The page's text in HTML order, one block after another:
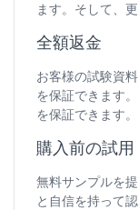
ます。そして、
全額返金
お客様の試験資
を保証できます
を保証できます。
購入前の試用
無料サンプルを
と自信を持って